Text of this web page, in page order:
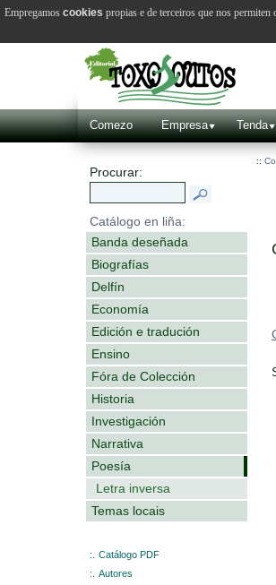
Comezo Empresa Tenda
Procurar:
Catálogo en liña:
Banda deseñada
Biografías
Delfín
Economía
Edición e tradución
Ensino
Fóra de Colección
Historia
Investigación
Narrativa
Poesía
Letra inversa
Temas locais
:.
Catálogo PDF
:.
Autores
::
Empregamos cookies propias e de terceiros que nos permiten